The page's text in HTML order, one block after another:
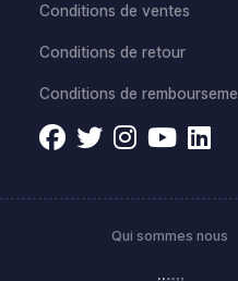
Conditions de ventes
Conditions de retour
Conditions de
Qui sommes nous